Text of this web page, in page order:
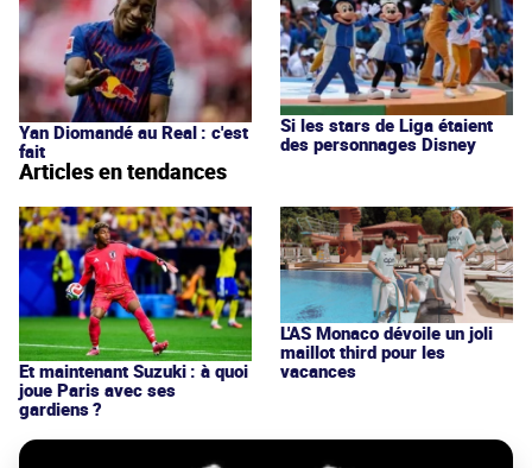
Yan Diomandé au Real : c'est
fait
Si les stars de Liga étaient
des personnages Disney
Articles en tendances
Et maintenant Suzuki : à quoi
joue Paris avec ses
gardiens ?
L'AS Monaco dévoile un joli
maillot third pour les
vacances